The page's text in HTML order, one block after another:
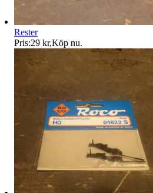
Rester
Pris:29 kr,Köp nu.